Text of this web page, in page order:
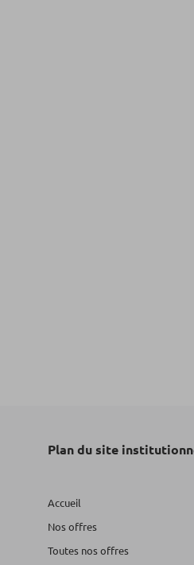
Plan du site
Accueil
Nos offres
Toutes nos offres